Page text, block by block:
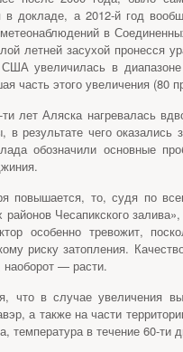
в докладе, а 2012-й год
в
летней засухой
увеличилась в
часть этого увеличения (80
лет Аляска нагревалась
в результате чего
обозначили основные
повышается, то, судя по
Чесапикского
особенно тревожит,
риску затопления.
— расти.
что в случае увеличения
а также на части
температура в течение 60-ти